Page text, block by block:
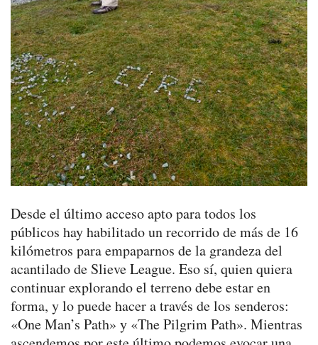
Desde el último acceso apto para todos los
públicos hay habilitado un recorrido de más de 16
kilómetros para empaparnos de la grandeza del
acantilado de Slieve League. Eso sí, quien quiera
continuar explorando el terreno debe estar en
forma, y lo puede hacer a través de los senderos:
«One Man’s Path» y «The Pilgrim Path». Mientras